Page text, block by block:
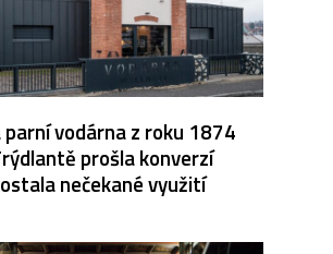
parní vodárna z roku 1874
prošla konverzí
nečekané využití